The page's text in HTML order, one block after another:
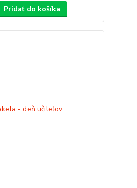
Pridať do košíka